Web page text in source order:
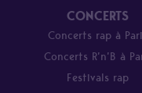
CONCERTS
Concerts rap à
Concerts R’n’B à
Festivals rap